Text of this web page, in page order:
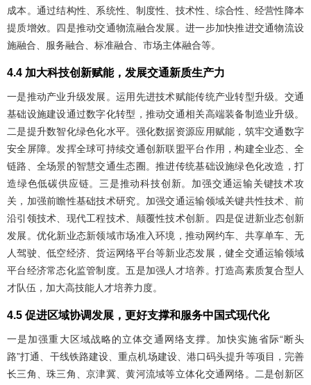
成本。通过结构性、系统性、制度性、技术性、综合性、经营性降本
提质增效。四是推动交通物流融合发展。进一步加快推进交通物流设
施融合、服务融合、标准融合、市场主体融合等。
4.4 加大科技创新赋能，发展交通新质生产力
一是推动产业升级发展。运用先进技术赋能传统产业转型升级。交通
基础设施建设通过数字化转型，推动交通相关高端装备制造业升级。
二是提升数智化绿色化水平。强化数据资源应用赋能，筑牢交通数字
安全屏障。发挥全球可持续交通创新联盟平台作用，构建全业态、全
链路、全场景的智慧交通生态圈。推进传统基础设施绿色化改造，打
造绿色低碳供应链。三是推动科技创新。加强交通运输关键技术攻
关，加强前瞻性基础技术研究。加强交通运输领域关键共性技术、前
沿引领技术、现代工程技术、颠覆性技术创新。四是促进新业态创新
发展。优化新业态新领域市场准入环境，推动网约车、共享单车、无
人驾驶、低空经济、货运网络平台等新业态发展，健全交通运输领域
平台经济常态化监管制度。五是加强人才培养。打造高素质复合型人
才队伍，加大高技能人才培养力度。
4.5 促进区域协调发展，更好支撑和服务中国式现代化
一是加强重大区域战略的立体交通网络支撑。加快实施省际“断头
路”打通、干线铁路建设、重点机场建设、港口码头提升等项目，完善
长三角、珠三角、京津冀、黄河流域等立体化交通网络。二是创新区